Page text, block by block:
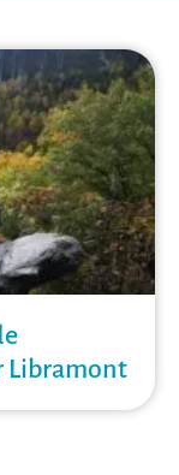
Libramont